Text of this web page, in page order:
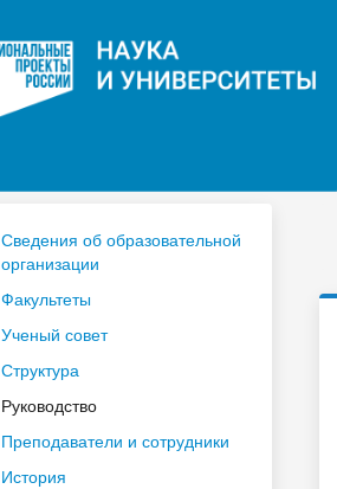
Расписание
Год педагога и наставника 2023
Сведения об образовательной
организации
Факультеты
Ученый совет
Структура
Руководство
Преподаватели и сотрудники
История